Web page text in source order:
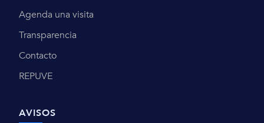
Agenda una visita
Transparencia
Contacto
REPUVE
AVISOS